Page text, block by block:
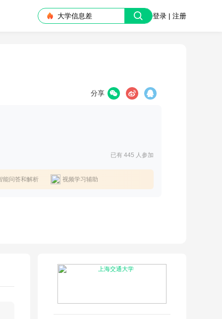
大学信息差 登录 | 注册
分享
已有 445 人参加
能问答和解析 视频学习辅助